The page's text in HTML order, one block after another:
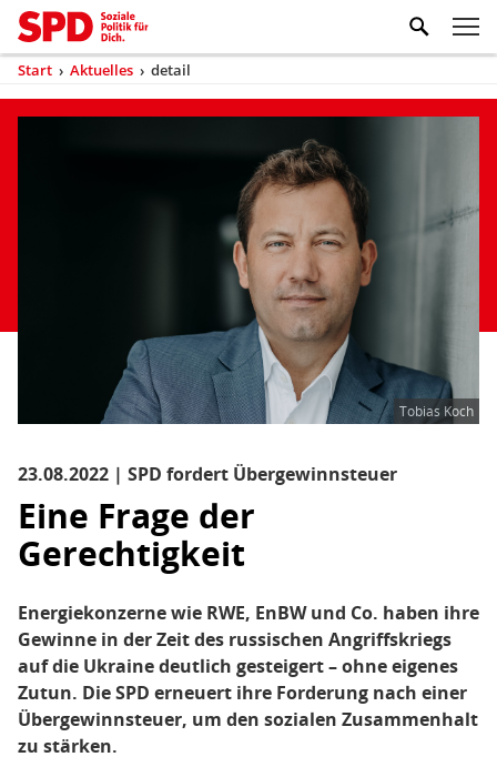
Kopfbereich
Sprungmarken-
Navigation
Hauptnavigation
Sie
sind
Start › Aktuelles › detail
Inhaltsbereich
Tobias Koch
23.08.2022 | SPD fordert Übergewinnsteuer
Eine Frage der
Gerechtigkeit
Energiekonzerne wie RWE, EnBW und Co. haben ihre
Gewinne in der Zeit des russischen Angriffskriegs
auf die Ukraine deutlich gesteigert – ohne eigenes
Zutun. Die SPD erneuert ihre Forderung nach einer
Übergewinnsteuer, um den sozialen Zusammenhalt
zu stärken.